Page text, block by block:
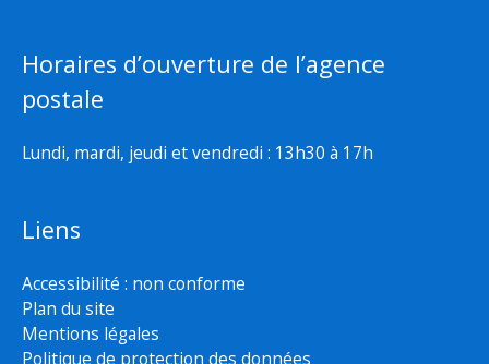
Horaires d’ouverture de l’agence
postale
Lundi, mardi, jeudi et vendredi : 13h30 à 17h
Liens
Accessibilité : non conforme
Plan du site
Mentions légales
Politique de protection des données